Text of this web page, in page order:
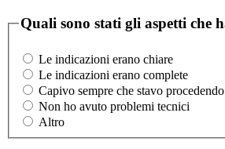
Quali sono stati gli aspetti che
Le indicazioni erano chiare
Le indicazioni erano complete
Capivo sempre che stavo
Non ho avuto problemi tecnici
Altro